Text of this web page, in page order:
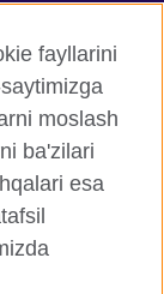
fayllarini
moslash
ba'zilari
esa